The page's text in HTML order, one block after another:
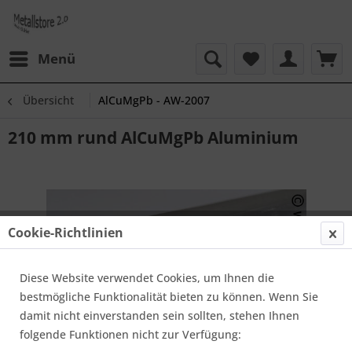
Menü
Übersicht AlCuMgPb - AW-2007
210 mm rund AlCuMgPb Aluminium
Cookie-Richtlinien
Diese Website verwendet Cookies, um Ihnen die
bestmögliche Funktionalität bieten zu können. Wenn Sie
damit nicht einverstanden sein sollten, stehen Ihnen
folgende Funktionen nicht zur Verfügung: